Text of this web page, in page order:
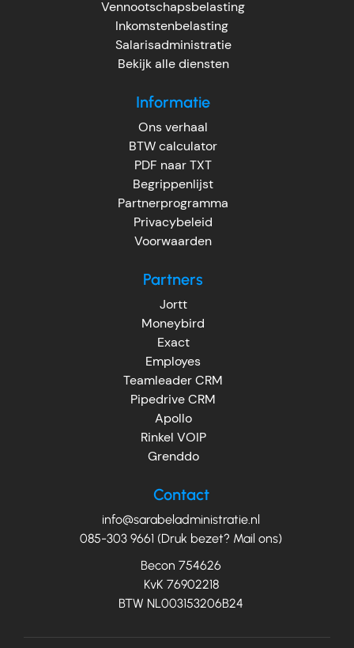
Vennootschapsbelasting
Inkomstenbelasting
Salarisadministratie
Bekijk alle diensten
Informatie
Ons verhaal
BTW calculator
PDF naar TXT
Begrippenlijst
Partnerprogramma
Privacybeleid
Voorwaarden
Partners
Jortt
Moneybird
Exact
Employes
Teamleader CRM
Pipedrive CRM
Apollo
Rinkel VOIP
Grenddo
Contact
info@sarabeladministratie.nl
085-303 9661 (Druk bezet? Mail ons)
Becon 754626
KvK 76902218
BTW NL003153206B24